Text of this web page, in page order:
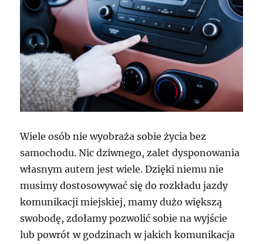
Wiele osób nie wyobraża sobie życia bez
samochodu. Nic dziwnego, zalet dysponowania
własnym autem jest wiele. Dzięki niemu nie
musimy dostosowywać się do rozkładu jazdy
komunikacji miejskiej, mamy dużo większą
swobodę, zdołamy pozwolić sobie na wyjście
lub powrót w godzinach w jakich komunikacja